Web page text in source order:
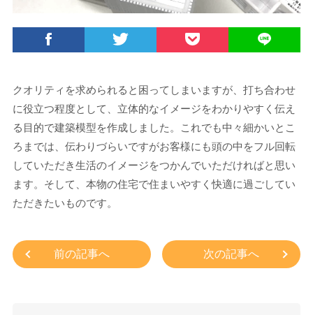
クオリティを求められると困ってしまいますが、打ち合わせ
に役立つ程度として、立体的なイメージをわかりやすく伝え
る目的で建築模型を作成しました。これでも中々細かいとこ
ろまでは、伝わりづらいですがお客様にも頭の中をフル回転
していただき生活のイメージをつかんでいただければと思い
ます。そして、本物の住宅で住まいやすく快適に過ごしてい
ただきたいものです。
前の記事へ 次の記事へ